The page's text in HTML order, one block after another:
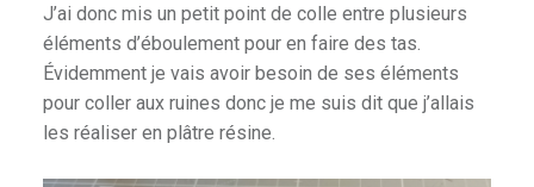
J’ai donc mis un petit point de colle entre plusieurs
éléments d’éboulement pour en faire des tas.
Évidemment je vais avoir besoin de ses éléments
pour coller aux ruines donc je me suis dit que j’allais
les réaliser en plâtre résine.